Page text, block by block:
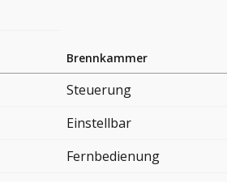
Brennkammer
Steuerung
Einstellbar
Fernbedienung